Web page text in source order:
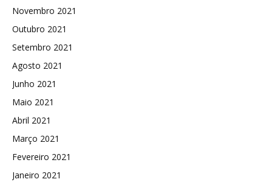
Novembro 2021
Outubro 2021
Setembro 2021
Agosto 2021
Junho 2021
Maio 2021
Abril 2021
Março 2021
Fevereiro 2021
Janeiro 2021